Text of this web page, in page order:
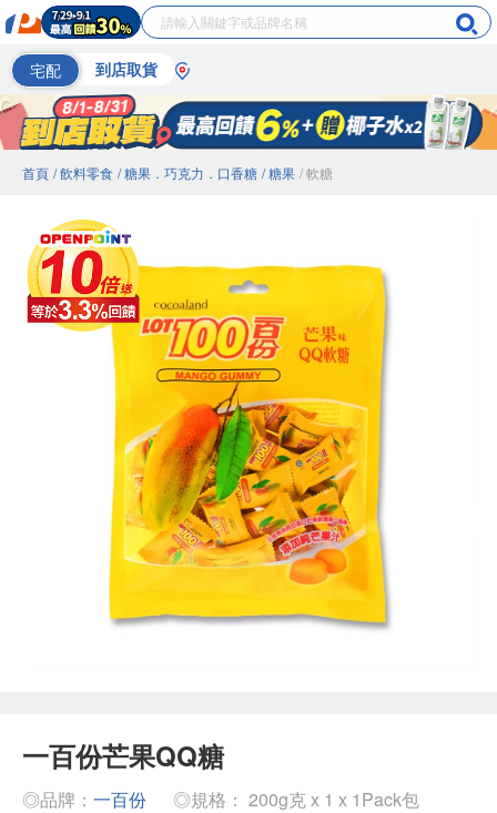
宅配 到店取貨
首頁 / 飲料零食 / 糖果．巧克力．口香糖 / 糖果 / 軟糖
一百份芒果QQ糖
◎品牌： 一百份 ◎規格： 200g克 x 1 x 1Pack包